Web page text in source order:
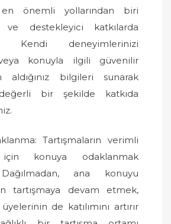
en önemli yollarından biri
ve destekleyici katkılarda
Kendi deneyimlerinizi
konuyla ilgili güvenilir
aldığınız bilgileri sunarak
bir şekilde katkıda
Tartışmaların verimli
konuya odaklanmak
ana konuyu
tartışmaya devam etmek,
de katılımını artırır